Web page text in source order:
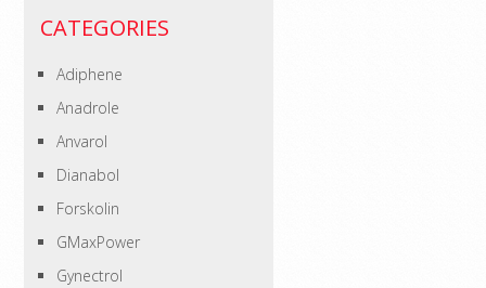
CATEGORIES
Adiphene
Anadrole
Anvarol
Dianabol
Forskolin
GMaxPower
Gynectrol